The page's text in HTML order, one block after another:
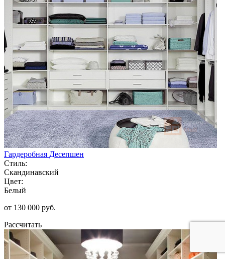
Гардеробная Десепшен
Стиль:
Скандинавский
Цвет:
Белый
от 130 000 руб.
Рассчитать